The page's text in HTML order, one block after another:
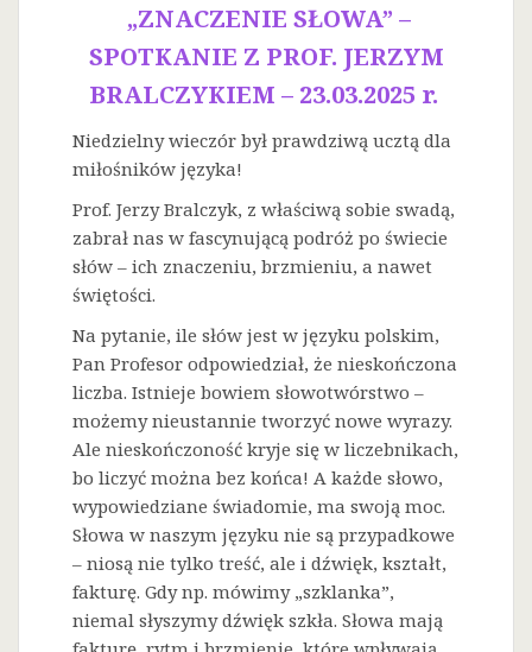
„ZNACZENIE SŁOWA” –
SPOTKANIE Z PROF. JERZYM
BRALCZYKIEM – 23.03.2025 r.
Niedzielny wieczór był prawdziwą ucztą dla
miłośników języka!
Prof. Jerzy Bralczyk, z właściwą sobie swadą,
zabrał nas w fascynującą podróż po świecie
słów – ich znaczeniu, brzmieniu, a nawet
świętości.
Na pytanie, ile słów jest w języku polskim,
Pan Profesor odpowiedział, że nieskończona
liczba. Istnieje bowiem słowotwórstwo –
możemy nieustannie tworzyć nowe wyrazy.
Ale nieskończoność kryje się w liczebnikach,
bo liczyć można bez końca! A każde słowo,
wypowiedziane świadomie, ma swoją moc.
Słowa w naszym języku nie są przypadkowe
– niosą nie tylko treść, ale i dźwięk, kształt,
fakturę. Gdy np. mówimy „szklanka”,
niemal słyszymy dźwięk szkła. Słowa mają